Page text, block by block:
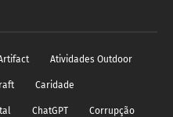
Atividades Outdoor
Caridade
ChatGPT Corrupção